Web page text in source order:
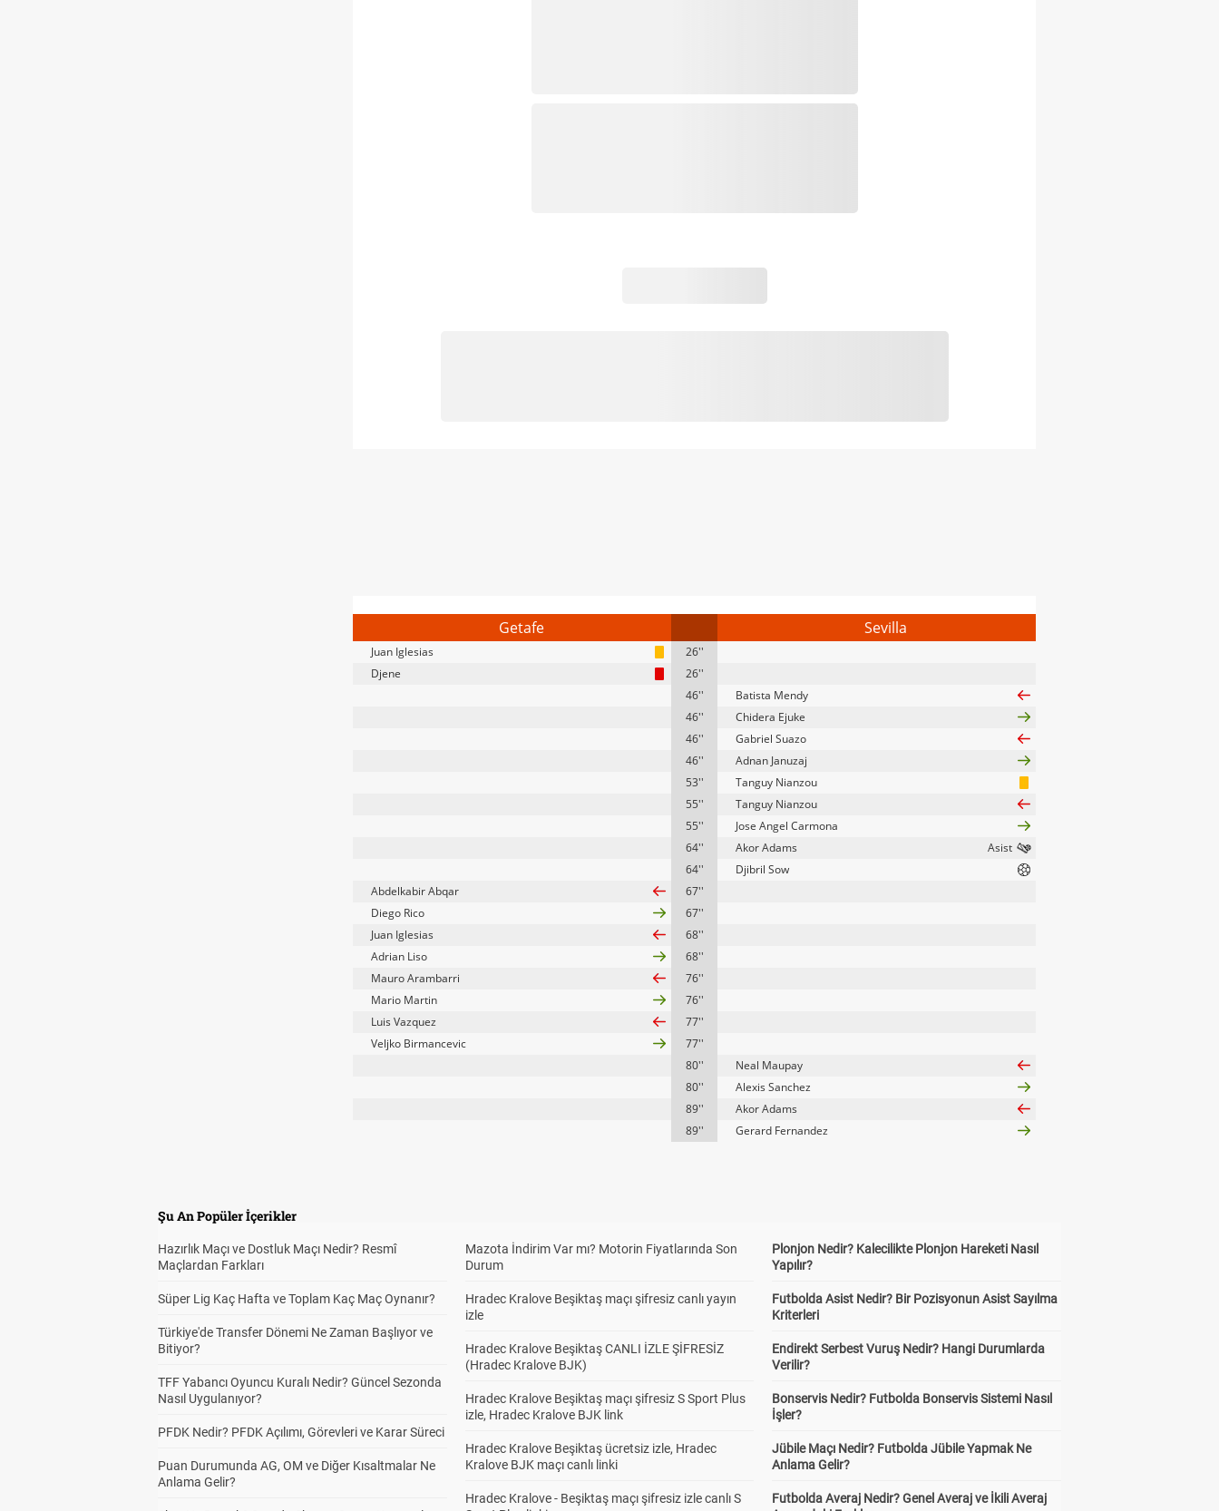
Getafe Sevilla
Juan Iglesias
26''
Djene
26''
46''
Batista Mendy
46''
Chidera Ejuke
46''
Gabriel Suazo
46''
Adnan Januzaj
53''
Tanguy Nianzou
55''
Tanguy Nianzou
55''
Jose Angel Carmona
64''
Akor Adams
64''
Djibril Sow
Abdelkabir Abqar
67''
Diego Rico
67''
Juan Iglesias
68''
Adrian Liso
68''
Mauro Arambarri
76''
Mario Martin
76''
Luis Vazquez
77''
Veljko Birmancevic
77''
80''
Neal Maupay
80''
Alexis Sanchez
89''
Akor Adams
89''
Gerard Fernandez
Şu An Popüler İçerikler
Hazırlık Maçı ve Dostluk Maçı Nedir? Resmî
Maçlardan Farkları
Süper Lig Kaç Hafta ve Toplam Kaç Maç Oynanır?
Türkiye'de Transfer Dönemi Ne Zaman Başlıyor ve
Bitiyor?
TFF Yabancı Oyuncu Kuralı Nedir? Güncel Sezonda
Nasıl Uygulanıyor?
PFDK Nedir? PFDK Açılımı, Görevleri ve Karar Süreci
Puan Durumunda AG, OM ve Diğer Kısaltmalar Ne
Anlama Gelir?
Mazota İndirim Var mı? Motorin Fiyatlarında Son
Durum
Hradec Kralove Beşiktaş maçı şifresiz canlı yayın
izle
Hradec Kralove Beşiktaş CANLI İZLE ŞİFRESİZ
(Hradec Kralove BJK)
Hradec Kralove Beşiktaş maçı şifresiz S Sport Plus
izle, Hradec Kralove BJK link
Hradec Kralove Beşiktaş ücretsiz izle, Hradec
Kralove BJK maçı canlı linki
Hradec Kralove - Beşiktaş maçı şifresiz izle canlı S
Plonjon Nedir? Kalecilikte Plonjon Hareketi Nasıl
Yapılır?
Futbolda Asist Nedir? Bir Pozisyonun Asist Sayılma
Kriterleri
Endirekt Serbest Vuruş Nedir? Hangi Durumlarda
Verilir?
Bonservis Nedir? Futbolda Bonservis Sistemi Nasıl
İşler?
Jübile Maçı Nedir? Futbolda Jübile Yapmak Ne
Anlama Gelir?
Futbolda Averaj Nedir? Genel Averaj ve İkili Averaj